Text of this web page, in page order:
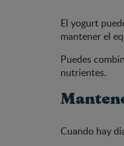
El yogurt
mantener el
Puedes
nutrientes.
Cuando hay